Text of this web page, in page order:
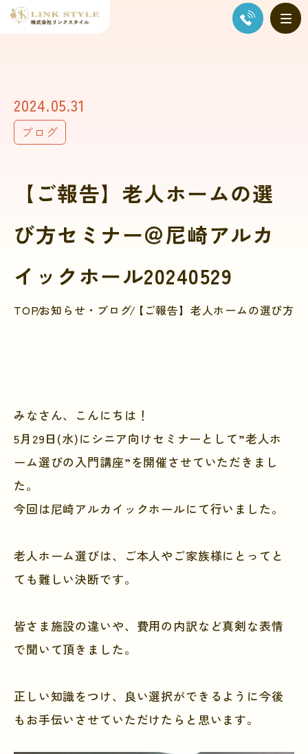
2024.05.31
ブログ
【ご報告】老人ホームの選
び方セミナー＠尼崎アルカ
イックホール20240529
TOPお知らせ・ブログ【ご報告】老人ホームの選び方
みなさん、こんにちは！
5月29日(水)にシニア向けセミナーとして”老人ホ
ーム選びの入門講座”を開催させていただきまし
た。
今回は尼崎アルカイックホールにて行いました。
老人ホーム選びは、ご本人やご家族様にとってと
ても難しい決断です。
皆さま施設の違いや、費用の内訳など真剣な表情
で聞いて頂きました。
正しい知識をつけ、良い選択ができるように今後
もお手伝いさせていただけたらと思います。